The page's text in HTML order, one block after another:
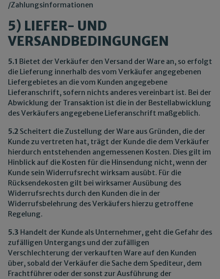
/Zahlungsinformationen
5) LIEFER- UND
VERSANDBEDINGUNGEN
5.1 Bietet der Verkäufer den Versand der Ware an, so erfolgt
die Lieferung innerhalb des vom Verkäufer angegebenen
Liefergebietes an die vom Kunden angegebene
Lieferanschrift, sofern nichts anderes vereinbart ist. Bei der
Abwicklung der Transaktion ist die in der Bestellabwicklung
des Verkäufers angegebene Lieferanschrift maßgeblich.
5.2 Scheitert die Zustellung der Ware aus Gründen, die der
Kunde zu vertreten hat, trägt der Kunde die dem Verkäufer
hierdurch entstehenden angemessenen Kosten. Dies gilt im
Hinblick auf die Kosten für die Hinsendung nicht, wenn der
Kunde sein Widerrufsrecht wirksam ausübt. Für die
Rücksendekosten gilt bei wirksamer Ausübung des
Widerrufsrechts durch den Kunden die in der
Widerrufsbelehrung des Verkäufers hierzu getroffene
Regelung.
5.3 Handelt der Kunde als Unternehmer, geht die Gefahr des
zufälligen Untergangs und der zufälligen
Verschlechterung der verkauften Ware auf den Kunden
über, sobald der Verkäufer die Sache dem Spediteur, dem
Frachtführer oder der sonst zur Ausführung der